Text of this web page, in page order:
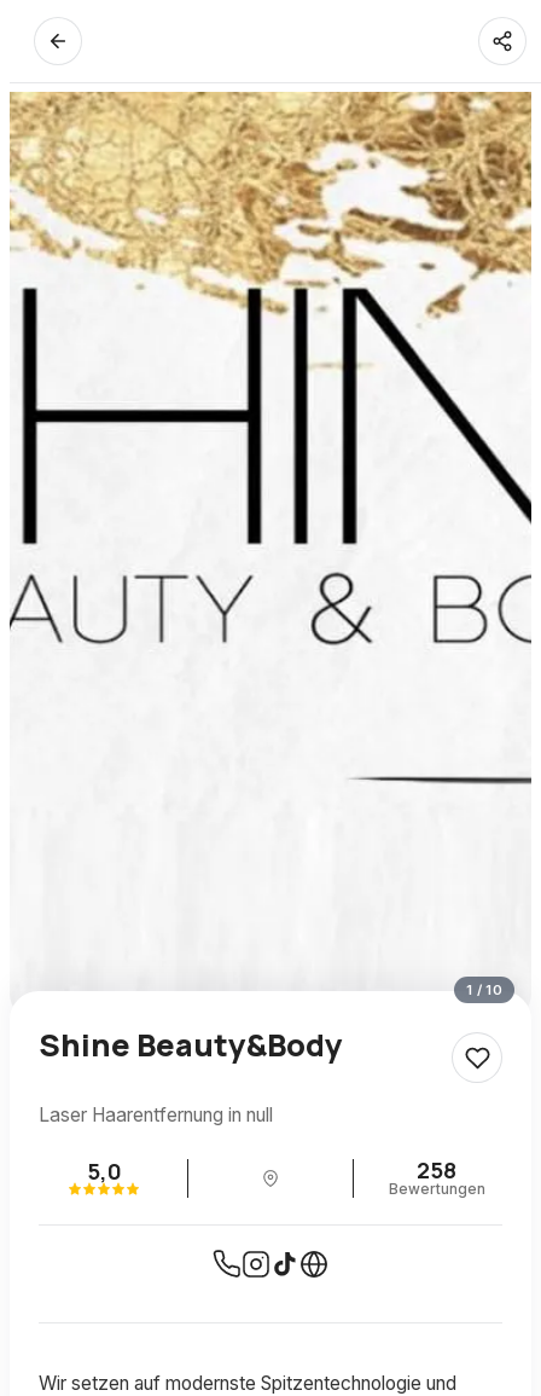
1 /10
Shine Beauty&Body
Laser Haarentfernung in null
5,0 258
Bewertungen
Wir setzen auf modernste Spitzentechnologie und